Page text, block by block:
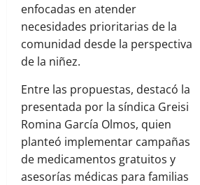
enfocadas en atender
necesidades prioritarias de la
comunidad desde la perspectiva
de la niñez.
Entre las propuestas, destacó la
presentada por la síndica Greisi
Romina García Olmos, quien
planteó implementar campañas
de medicamentos gratuitos y
asesorías médicas para familias